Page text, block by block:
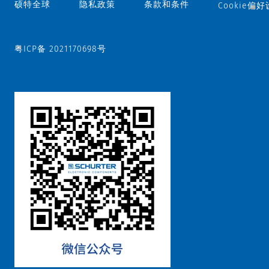
硕特全球 隐私政策 条款和条件 Cookie偏好
粤ICP备 2021170698号